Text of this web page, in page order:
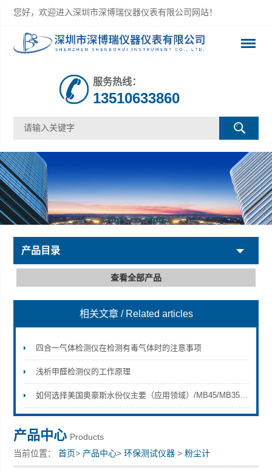
您好，欢迎进入深圳市深博瑞仪器仪表有限公司网站！
深圳市深博瑞仪器仪表有限公司
服务热线：
13510633860
产品目录
查看全部产品
相关文章 / Related articles
四合一气体检测仪在检测有毒气体时的注意事项
浅析甲醛检测仪的工作原理
如何选择美国奥豪斯水份仪主要（应用领域）/MB45/MB35/MB23/MB25
产品中心 Products
当前位置：首页> 产品中心>环保测试仪器 >粉尘计